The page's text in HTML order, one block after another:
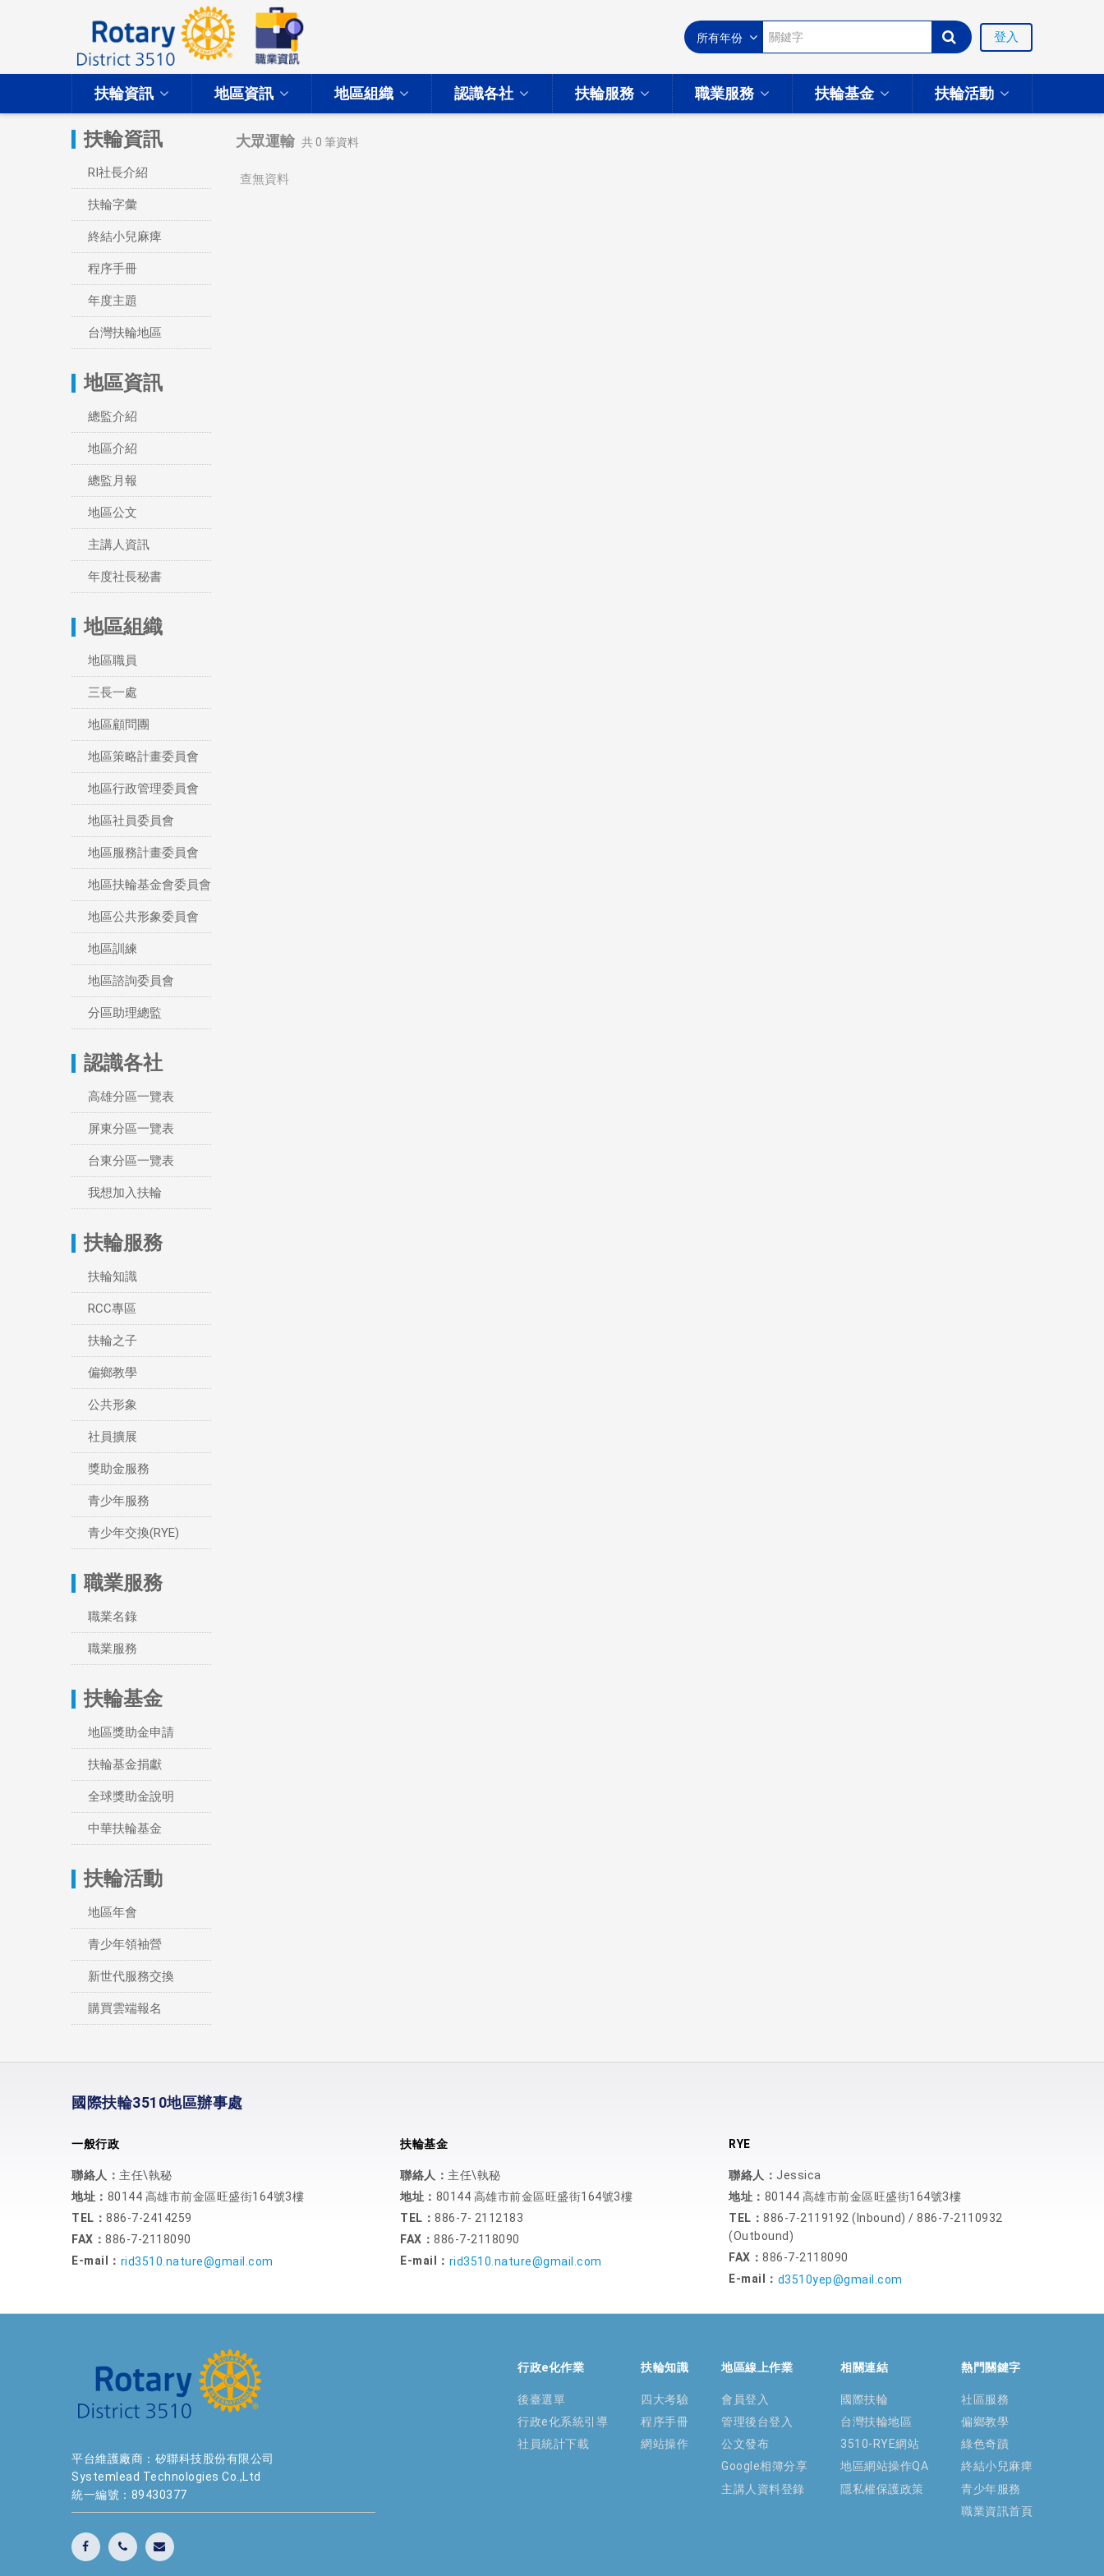
登入
扶輪資訊 地區資訊 地區組織 認識各社 扶輪服務 職業服務 扶輪基金 扶輪活動
扶輪資訊
RI社長介紹
扶輪字彙
終結小兒麻痺
程序手冊
年度主題
台灣扶輪地區
地區資訊
總監介紹
地區介紹
總監月報
地區公文
主講人資訊
年度社長秘書
地區組織
地區職員
三長一處
地區顧問團
地區策略計畫委員會
地區行政管理委員會
地區社員委員會
地區服務計畫委員會
地區扶輪基金會委員會
地區公共形象委員會
地區訓練
地區諮詢委員會
分區助理總監
認識各社
高雄分區一覽表
屏東分區一覽表
台東分區一覽表
我想加入扶輪
扶輪服務
扶輪知識
RCC專區
扶輪之子
偏鄉教學
公共形象
社員擴展
獎助金服務
青少年服務
青少年交換(RYE)
職業服務
職業名錄
職業服務
扶輪基金
地區獎助金申請
扶輪基金捐獻
全球獎助金說明
中華扶輪基金
扶輪活動
地區年會
青少年領袖營
新世代服務交換
購買雲端報名
大眾運輸 共0 筆資料
查無資料
國際扶輪3510地區辦事處
一般行政
聯絡人： 主任\執秘
地址： 80144 高雄市前金區旺盛街164號3樓
TEL： 886-7-2414259
FAX： 886-7-2118090
E-mail： rid3510.nature@gmail.com
扶輪基金
聯絡人： 主任\執秘
地址： 80144 高雄市前金區旺盛街164號3樓
TEL： 886-7- 2112183
FAX： 886-7-2118090
E-mail： rid3510.nature@gmail.com
RYE
聯絡人： Jessica
地址： 80144 高雄市前金區旺盛街164號3樓
TEL： 886-7-2119192 (Inbound) / 886-7-2110932
(Outbound)
FAX： 886-7-2118090
E-mail： d3510yep@gmail.com
平台維護廠商：矽聯科技股份有限公司
Systemlead Technologies Co.,Ltd
統一編號：89430377
熱門關鍵字
社區服務
偏鄉教學
綠色奇蹟
終結小兒麻痺
青少年服務
職業資訊首頁
相關連結
國際扶輪
台灣扶輪地區
3510-RYE網站
地區網站操作QA
隱私權保護政策
地區線上作業
會員登入
管理後台登入
公文發布
Google相簿分享
主講人資料登錄
扶輪知識
四大考驗
程序手冊
網站操作
行政e化作業
後臺選單
行政e化系統引導
社員統計下載